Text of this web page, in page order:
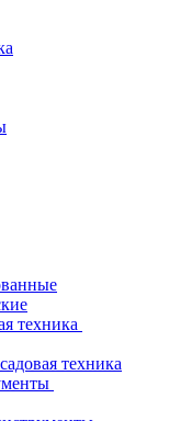
техника
техника